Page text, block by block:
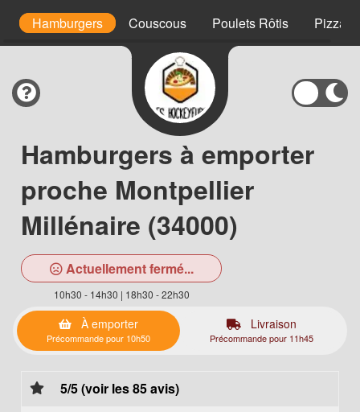
Hamburgers Couscous Poulets Rôtis Pizzas
Hamburgers à emporter
proche Montpellier
Millénaire (34000)
Actuellement fermé...
10h30 - 14h30 | 18h30 - 22h30
À emporter
Précommande pour 10h50
Livraison
Précommande pour 11h45
5/5 (voir les 85 avis)